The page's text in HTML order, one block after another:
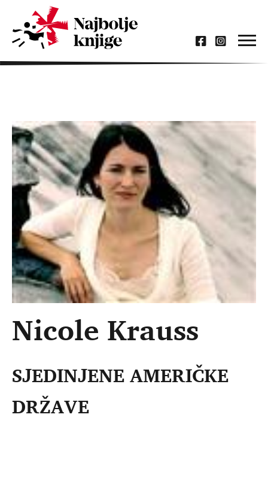
Nicole Krauss
SJEDINJENE AMERIČKE
DRŽAVE